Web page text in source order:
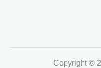
Copyright ©